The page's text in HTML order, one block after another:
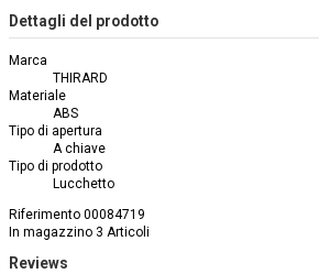
Dettagli del prodotto
Marca
THIRARD
Materiale
ABS
Tipo di apertura
A chiave
Tipo di prodotto
Lucchetto
Riferimento 00084719
In magazzino 3 Articoli
Reviews